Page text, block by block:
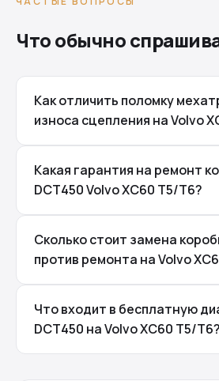
Что обычно
Как отличить поломку
износа сцепления на Volvo
Какая гарантия на ремонт
DCT450 Volvo XC60 T5/T6?
Сколько стоит замена
против ремонта на Volvo
Что входит в бесплатную
DCT450 на Volvo XC60 T5/T6?